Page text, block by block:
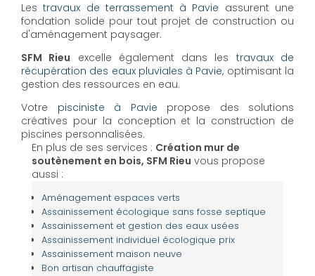
Lestravaux de terrassement à Pavie assurent une
fondation solide pour tout projet de construction ou
d'aménagement paysager.
SFM Rieu excelle également dans les travaux de
récupération des eaux pluviales à Pavie, optimisant la
gestion des ressources en eau.
Votre pisciniste à Pavie propose des solutions
créatives pour la conception et la construction de
piscines personnalisées.
En plus de ses services : Création mur de
soutènement en bois, SFM Rieu vous propose
aussi :
Aménagement espaces verts
Assainissement écologique sans fosse septique
Assainissement et gestion des eaux usées
Assainissement individuel écologique prix
Assainissement maison neuve
Bon artisan chauffagiste